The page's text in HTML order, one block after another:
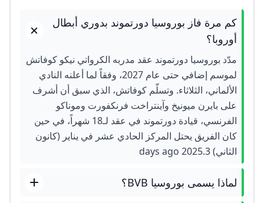
كم مرة فاز بوروسيا دورتموند بدوري أبطال
أوروبا؟
مدّد بوروسيا دورتموند عقد مدربه الكرواتي نيكو كوفاتش
لموسم إضافي حتى عام 2027، وفقاً لما أعلنه النادي
الألماني، الثلاثاء. وتسلّم كوفاتش، الذي سبق أن أشرف
على بايرن ميونيخ وآينتراخت فرنكفورت وموناكو
الفرنسي، قيادة دورتموند في عقد لـ18 شهراً، في حين
كان الفريق يحتل المركز الحادي عشر في يناير (كانون
الثاني) 2025.3 days ago
لماذا يسمى بوروسيا BVB؟